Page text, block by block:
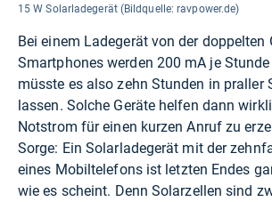
15 W Solarladegerät (Bildquelle: ravpower.de)
Bei einem Ladegerät von der doppelten
Smartphones werden 200 mA je
müsste es also zehn Stunden in praller
lassen. Solche Geräte helfen dann
Notstrom für einen kurzen Anruf zu
Sorge: Ein Solarladegerät mit der
eines Mobiltelefons ist letzten Endes
wie es scheint. Denn Solarzellen sind